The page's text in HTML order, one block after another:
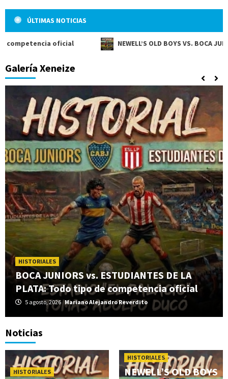
ÚLTIMAS NOTICIAS
oficial NEWELL’S OLD BOYS VS. BOCA JUNIORS:
Galería Xeneize
HISTORIALES
BOCA JUNIORS vs. ESTUDIANTES DE LA
PLATA: Todo tipo de competencia oficial
5 agosto, 2026 Mariano Alejandro Reverdito
Noticias
HISTORIALES
HISTORIALES
NEWELL’S OLD BOYS